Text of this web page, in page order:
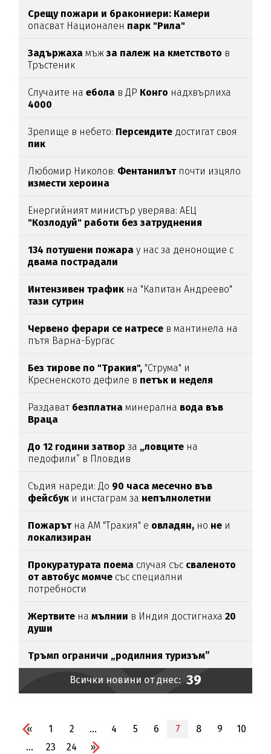
Срещу пожари и бракониери: Камери
опасват Национален парк "Рила"
Задържаха мъжза палеж на кметството в
Тръстеник
Случаите наебола в ДР Конго надхвърлиха
4000
Зрелище в небето: Персеидите достигат своя
пик
Любомир Николов: Фентанилътпочти изцяло
измести хероина
Енергийният министър уверява: АЕЦ
"Козлодуй" работи без затруднения
134 потушени пожара у нас за денонощие с
двама пострадали
Интензивен трафик на "Капитан Андреево"
тази сутрин
Червено ферари се натресе в мантинела на
пътя Варна-Бургас
Без тирове по "Тракия", "Струма" и
Кресненското дефиле в петък и неделя
Раздават безплатна минерална вода във
Враца
До 12 години затвор за „ловците на
педофили” в Пловдив
Съдия нареди: До 90 часа месечно във
фейсбук и инстаграм за непълнолетни
Пожарътна АМ "Тракия" е овладян, но не и
локализиран
Прокуратурата поема случая със сваленото
от автобус момче със специални
потребности
Жертвите намълнии в Индия достигнаха20
души
Тръмп ограничи „родилния туризъм”
Всички новини от днес: 39
« 1 2 ... 4 5 6 7 8 9
10
...
23 24 »